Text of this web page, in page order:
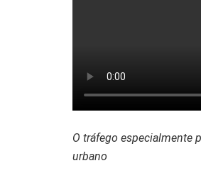
O tráfego especialmente
urbano